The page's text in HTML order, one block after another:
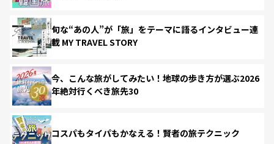
旬な“あの人”が「旅」をテーマに語るインタビュー連
載 MY TRAVEL STORY
今、こんな旅がしてみたい！地球の歩き方が選ぶ2026
年絶対行くべき旅先30
コスパもタイパもかなえる！賢者の旅テクニック